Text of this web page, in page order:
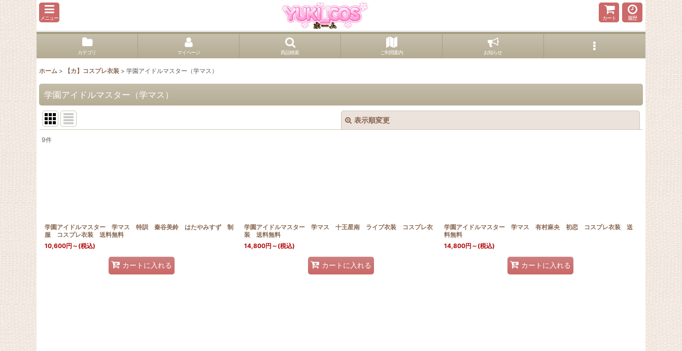
メニュー カート 履歴
カテゴリ マイページ 商品検索 ご利用案内 お知らせ
ホーム > 【カ】コスプレ衣装 > 学園アイドルマスター（学マス）
学園アイドルマスター（学マス）
表示順変更
9件
学園アイドルマスター 学マス 特訓 秦谷美鈴 はたやみすず 制
服 コスプレ衣装 送料無料
10,600円 ～ (税込)
カートに入れる
学園アイドルマスター 学マス 十王星南 ライブ衣装 コスプレ衣
装 送料無料
14,800円 ～ (税込)
カートに入れる
学園アイドルマスター 学マス 有村麻央 初恋 コスプレ衣装 送
料無料
14,800円 ～ (税込)
カートに入れる